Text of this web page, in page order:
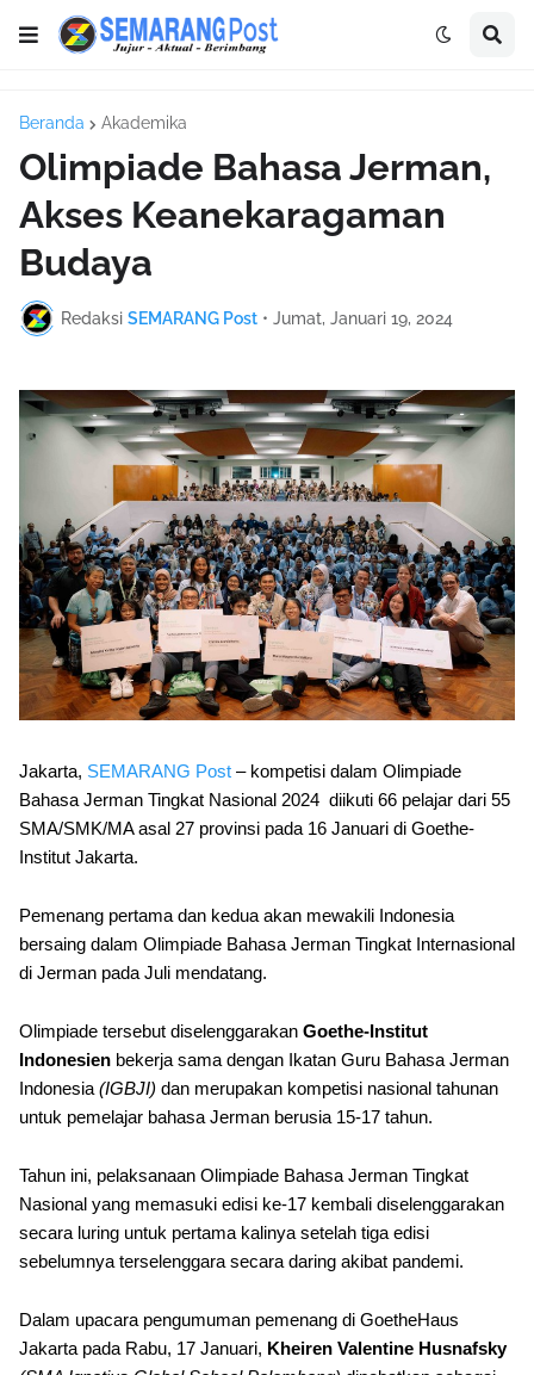
Beranda Akademika
Olimpiade Bahasa Jerman,
Akses Keanekaragaman
Budaya
Redaksi SEMARANG Post • Jumat, Januari 19, 2024
Jakarta, SEMARANG Post – kompetisi dalam Olimpiade
Bahasa Jerman Tingkat Nasional 2024 diikuti 66 pelajar dari 55
SMA/SMK/MA asal 27 provinsi pada 16 Januari di Goethe-
Institut Jakarta.
Pemenang pertama dan kedua akan mewakili Indonesia
bersaing dalam Olimpiade Bahasa Jerman Tingkat Internasional
di Jerman pada Juli mendatang.
Olimpiade tersebut diselenggarakan Goethe-Institut
Indonesien bekerja sama dengan Ikatan Guru Bahasa Jerman
Indonesia (IGBJI) dan merupakan kompetisi nasional tahunan
untuk pemelajar bahasa Jerman berusia 15-17 tahun.
Tahun ini, pelaksanaan Olimpiade Bahasa Jerman Tingkat
Nasional yang memasuki edisi ke-17 kembali diselenggarakan
secara luring untuk pertama kalinya setelah tiga edisi
sebelumnya terselenggara secara daring akibat pandemi.
Dalam upacara pengumuman pemenang di GoetheHaus
Jakarta pada Rabu, 17 Januari, Kheiren Valentine Husnafsky